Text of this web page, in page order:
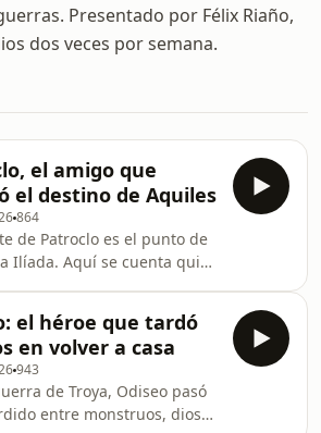
Presentado por Félix Riaño,
dos veces por semana.
el amigo que
el destino de Aquiles
864
de Patroclo es el punto de
Ilíada. Aquí se cuenta quién
decidiría la guerra de Troya.
te interesan los héroes
la mitología griega. Music
through Soundstripe.Code:
el héroe que tardó
en volver a casa
943
de Troya, Odiseo pasó
entre monstruos, dioses